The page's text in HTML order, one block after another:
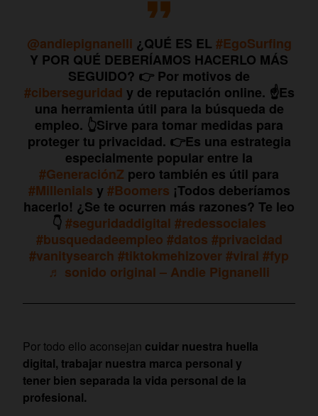
@andiepignanelli ¿QUÉ ES EL #EgoSurfing
Y POR QUÉ DEBERÍAMOS HACERLO MÁS
SEGUIDO? 👉 Por motivos de
#ciberseguridad y de reputación online. ☝️Es
una herramienta útil para la búsqueda de
empleo. 👆Sirve para tomar medidas para
proteger tu privacidad. 👉Es una estrategia
especialmente popular entre la
#GeneraciónZ pero también es útil para
#Millenials y #Boomers ¡Todos deberíamos
hacerlo! ¿Se te ocurren más razones? Te leo
👇#seguridaddigital #redessociales
#busquedadeempleo #datos #privacidad
#vanitysearch #tiktokmehizover#viral #fyp
♬ sonido original – Andie Pignanelli
Por todo ello aconsejan cuidar nuestra huella
digital, trabajar nuestra marca personal y
tener bien separada la vida personal de la
profesional.